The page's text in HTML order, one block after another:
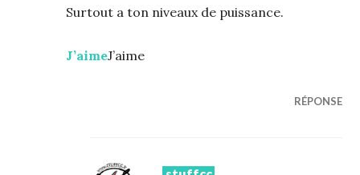
Surtout a ton niveaux de puissance.
J’aimeJ’aime
RÉPONSE